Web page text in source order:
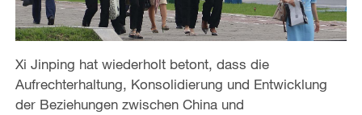
Xi Jinping hat wiederholt betont, dass die
Aufrechterhaltung, Konsolidierung und Entwicklung
der Beziehungen zwischen China und